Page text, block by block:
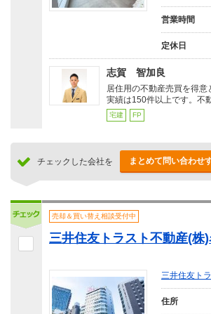
営業時間
定休日
志賀 智加良
居住用の不動産売買を得
実績は150件以上です。不
宅建 FP
チェックした会社を まとめて問い合わせ
売却＆買い替え相談受付中
三井住友トラスト不動産(株
三井住友ト
住所